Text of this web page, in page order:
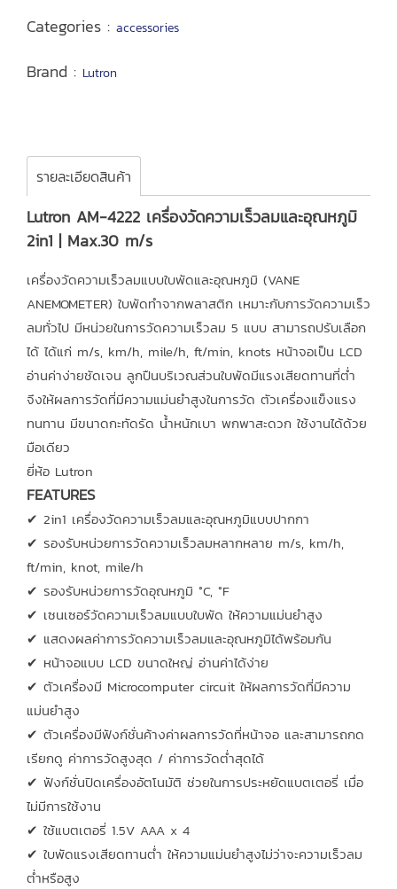
Categories : accessories
Brand : Lutron
รายละเอียดสินค้า
Lutron AM-4222 เครื่องวัดความเร็วลมและอุณหภูมิ
2in1 | Max.30 m/s
เครื่องวัดความเร็วลมแบบใบพัดและอุณหภูมิ (VANE
ANEMOMETER) ใบพัดทำจากพลาสติก เหมาะกับการวัดความเร็ว
ลมทั่วไป มีหน่วยในการวัดความเร็วลม 5 แบบ สามารถปรับเลือก
ได้ ได้แก่ m/s, km/h, mile/h, ft/min, knots หน้าจอเป็น LCD
อ่านค่าง่ายชัดเจน ลูกปืนบริเวณส่วนใบพัดมีแรงเสียดทานที่ต่ำ
จึงให้ผลการวัดที่มีความแม่นยำสูงในการวัด ตัวเครื่องแข็งแรง
ทนทาน มีขนาดกะทัดรัด น้ำหนักเบา พกพาสะดวก ใช้งานได้ด้วย
มือเดียว
ยี่ห้อ Lutron
FEATURES
✔ 2in1 เครื่องวัดความเร็วลมและอุณหภูมิแบบปากกา
✔ รองรับหน่วยการวัดความเร็วลมหลากหลาย m/s, km/h,
ft/min, knot, mile/h
✔ รองรับหน่วยการวัดอุณหภูมิ °C, °F
✔ เซนเซอร์วัดความเร็วลมแบบใบพัด ให้ความแม่นยำสูง
✔ แสดงผลค่าการวัดความเร็วลมและอุณหภูมิได้พร้อมกัน
✔ หน้าจอแบบ LCD ขนาดใหญ่ อ่านค่าได้ง่าย
✔ ตัวเครื่องมี Microcomputer circuit ให้ผลการวัดที่มีความ
แม่นยำสูง
✔ ตัวเครื่องมีฟังก์ชั่นค้างค่าผลการวัดที่หน้าจอ และสามารถกด
เรียกดู ค่าการวัดสูงสุด / ค่าการวัดต่ำสุดได้
✔ ฟังก์ชั่นปิดเครื่องอัตโนมัติ ช่วยในการประหยัดแบตเตอรี่ เมื่อ
ไม่มีการใช้งาน
✔ ใช้แบตเตอรี่ 1.5V AAA x 4
✔ ใบพัดแรงเสียดทานต่ำ ให้ความแม่นยำสูงไม่ว่าจะความเร็วลม
ต่ำหรือสูง